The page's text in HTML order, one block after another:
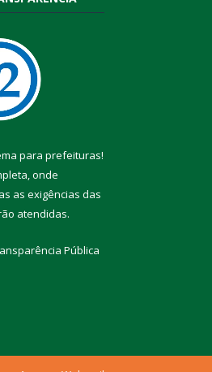
para prefeituras!
onde
as exigências das
atendidas.
Pública